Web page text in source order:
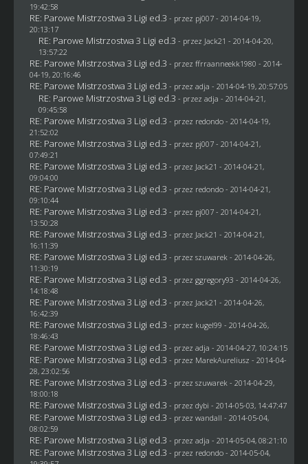
19:42:58
RE: Parowe Mistrzostwa 3 Ligi ed.3 - przez pj007- 2014-04-19,
20:13:17
RE: Parowe Mistrzostwa 3 Ligi ed.3 - przez Jack21 - 2014-04-20,
13:57:22
RE: Parowe Mistrzostwa 3 Ligi ed.3 - przez ffrraanneekk1980 - 2014-
04-19, 20:16:46
RE: Parowe Mistrzostwa 3 Ligi ed.3 - przez adja - 2014-04-19, 20:57:05
RE: Parowe Mistrzostwa 3 Ligi ed.3 - przez adja - 2014-04-21,
09:45:58
RE: Parowe Mistrzostwa 3 Ligi ed.3 - przez redondo- 2014-04-19,
21:52:02
RE: Parowe Mistrzostwa 3 Ligi ed.3 - przez pj007- 2014-04-21,
07:49:21
RE: Parowe Mistrzostwa 3 Ligi ed.3 - przez Jack21 - 2014-04-21,
09:04:00
RE: Parowe Mistrzostwa 3 Ligi ed.3 - przez redondo- 2014-04-21,
09:10:44
RE: Parowe Mistrzostwa 3 Ligi ed.3 - przez pj007- 2014-04-21,
13:50:28
RE: Parowe Mistrzostwa 3 Ligi ed.3 - przez Jack21 - 2014-04-21,
16:11:39
RE: Parowe Mistrzostwa 3 Ligi ed.3 - przez szuwarek - 2014-04-26,
11:30:19
RE: Parowe Mistrzostwa 3 Ligi ed.3 - przez ggregory93 - 2014-04-26,
14:18:48
RE: Parowe Mistrzostwa 3 Ligi ed.3 - przez Jack21 - 2014-04-26,
16:42:39
RE: Parowe Mistrzostwa 3 Ligi ed.3 - przez kugel99 - 2014-04-26,
18:46:43
RE: Parowe Mistrzostwa 3 Ligi ed.3 - przez adja - 2014-04-27, 10:24:15
RE: Parowe Mistrzostwa 3 Ligi ed.3 - przez MarekAureliusz - 2014-04-
28, 23:02:56
RE: Parowe Mistrzostwa 3 Ligi ed.3 - przez szuwarek - 2014-04-29,
18:00:18
RE: Parowe Mistrzostwa 3 Ligi ed.3 - przez dybi - 2014-05-03, 14:47:47
RE: Parowe Mistrzostwa 3 Ligi ed.3 - przez wandall - 2014-05-04,
08:02:59
RE: Parowe Mistrzostwa 3 Ligi ed.3 - przez adja - 2014-05-04, 08:21:10
RE: Parowe Mistrzostwa 3 Ligi ed.3 - przez redondo- 2014-05-04,